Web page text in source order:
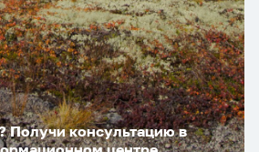
Получи консультацию в